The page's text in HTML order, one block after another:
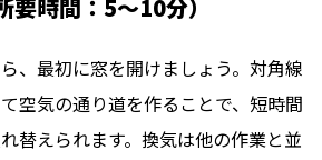
時間：5〜10分）
、最初に窓を開けましょう。対角線
空気の通り道を作ることで、短時間
替えられます。換気は他の作業と並